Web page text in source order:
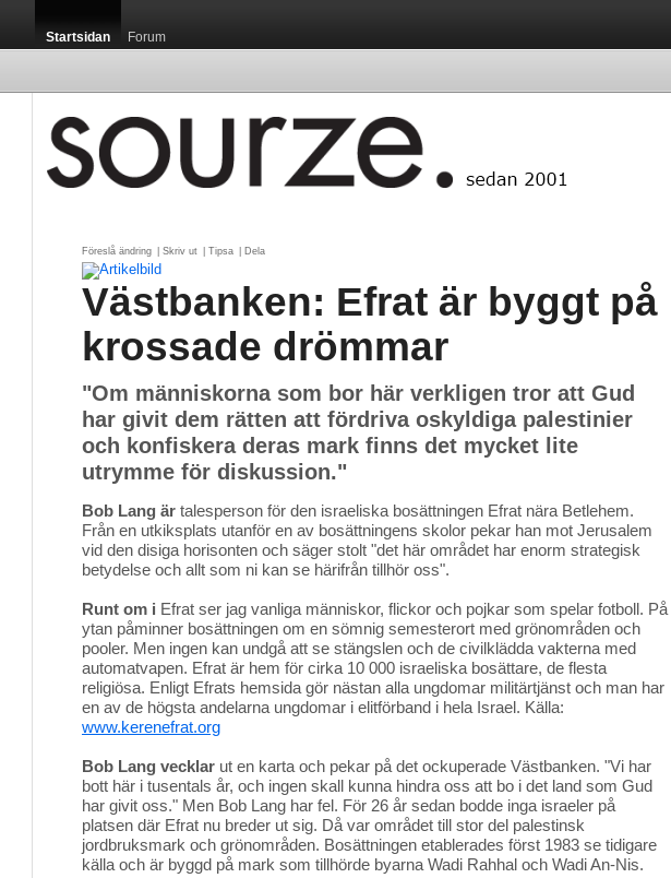
Startsidan Forum
Föreslå ändring Skriv ut Tipsa Dela
Västbanken: Efrat är byggt på
krossade drömmar
"Om människorna som bor här verkligen tror att Gud
har givit dem rätten att fördriva oskyldiga palestinier
och konfiskera deras mark finns det mycket lite
utrymme för diskussion."
Bob Lang är talesperson för den israeliska bosättningen Efrat nära Betlehem.
Från en utkiksplats utanför en av bosättningens skolor pekar han mot Jerusalem
vid den disiga horisonten och säger stolt "det här området har enorm strategisk
betydelse och allt som ni kan se härifrån tillhör oss".
Runt om i Efrat ser jag vanliga människor, flickor och pojkar som spelar fotboll. På
ytan påminner bosättningen om en sömnig semesterort med grönområden och
pooler. Men ingen kan undgå att se stängslen och de civilklädda vakterna med
automatvapen. Efrat är hem för cirka 10 000 israeliska bosättare, de flesta
religiösa. Enligt Efrats hemsida gör nästan alla ungdomar militärtjänst och man har
en av de högsta andelarna ungdomar i elitförband i hela Israel. Källa:
www.kerenefrat.org
Bob Lang vecklar ut en karta och pekar på det ockuperade Västbanken. "Vi har
bott här i tusentals år, och ingen skall kunna hindra oss att bo i det land som Gud
har givit oss." Men Bob Lang har fel. För 26 år sedan bodde inga israeler på
platsen där Efrat nu breder ut sig. Då var området till stor del palestinsk
jordbruksmark och grönområden. Bosättningen etablerades först 1983 se tidigare
källa och är byggd på mark som tillhörde byarna Wadi Rahhal och Wadi An-Nis.